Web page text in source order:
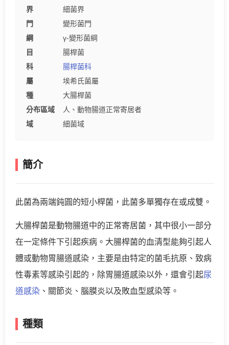
界
細菌界
門
變形菌門
綱
γ-變形菌綱
目
腸桿菌
科
腸桿菌科
屬
埃希氏菌屬
種
大腸桿菌
分布區域
人、動物腸道正常寄居者
域
細菌域
簡介
此菌為兩端鈍圓的短小桿菌，此菌多單獨存在或成雙。
大腸桿菌是動物腸道中的正常寄居菌，其中很小一部分
在一定條件下引起疾病。大腸桿菌的血清型能夠引起人
體或動物胃腸道感染，主要是由特定的菌毛抗原、致病
性毒素等感染引起的，除胃腸道感染以外，還會引起尿
道感染 、關節炎、腦膜炎以及敗血型感染等。
種類